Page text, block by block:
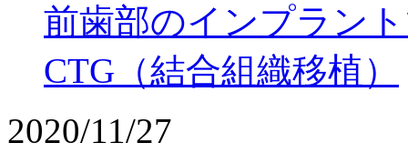
前歯部のインプラン
CTG（結合組織移植）
2020/11/27